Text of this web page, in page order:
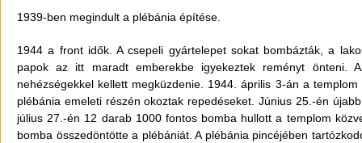
1939-ben megindult a plébánia építése.
1944 a front idők. A csepeli gyártelepet sokat bombázták, a
papok az itt maradt emberekbe igyekeztek reményt önteni.
nehézségekkel kellett megküzdenie. 1944. április 3-án a
plébánia emeleti részén okoztak repedéseket. Június 25.-én
július 27.-én 12 darab 1000 fontos bomba hullott a templom
bomba összedöntötte a plébániát. A plébánia pincéjében